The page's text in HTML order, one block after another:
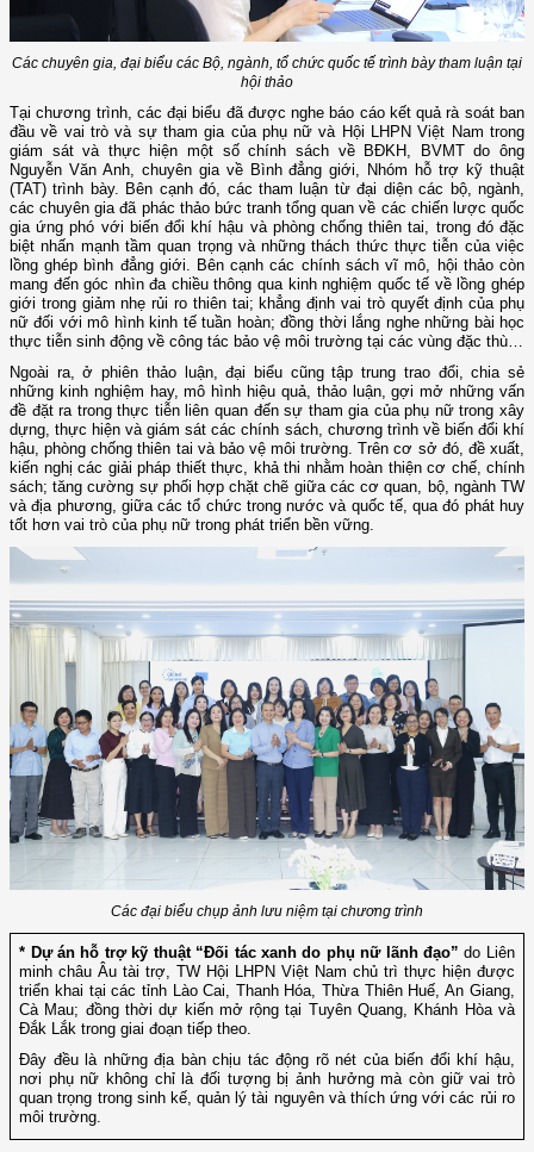
Các chuyên gia, đại biểu các Bộ, ngành, tổ chức quốc tế trình bày tham luận tại
hội thảo
Tại chương trình, các đại biểu đã được nghe báo cáo kết quả rà soát ban
đầu về vai trò và sự tham gia của phụ nữ và Hội LHPN Việt Nam trong
giám sát và thực hiện một số chính sách về BĐKH, BVMT do ông
Nguyễn Văn Anh, chuyên gia về Bình đẳng giới, Nhóm hỗ trợ kỹ thuật
(TAT) trình bày. Bên cạnh đó, các tham luận từ đại diện các bộ, ngành,
các chuyên gia đã phác thảo bức tranh tổng quan về các chiến lược quốc
gia ứng phó với biến đổi khí hậu và phòng chống thiên tai, trong đó đặc
biệt nhấn mạnh tầm quan trọng và những thách thức thực tiễn của việc
lồng ghép bình đẳng giới. Bên cạnh các chính sách vĩ mô, hội thảo còn
mang đến góc nhìn đa chiều thông qua kinh nghiệm quốc tế về lồng ghép
giới trong giảm nhẹ rủi ro thiên tai; khẳng định vai trò quyết định của phụ
nữ đối với mô hình kinh tế tuần hoàn; đồng thời lắng nghe những bài học
thực tiễn sinh động về công tác bảo vệ môi trường tại các vùng đặc thù…
Ngoài ra, ở phiên thảo luận, đại biểu cũng tập trung trao đổi, chia sẻ
những kinh nghiệm hay, mô hình hiệu quả, thảo luận, gợi mở những vấn
đề đặt ra trong thực tiễn liên quan đến sự tham gia của phụ nữ trong xây
dựng, thực hiện và giám sát các chính sách, chương trình về biến đổi khí
hậu, phòng chống thiên tai và bảo vệ môi trường. Trên cơ sở đó, đề xuất,
kiến nghị các giải pháp thiết thực, khả thi nhằm hoàn thiện cơ chế, chính
sách; tăng cường sự phối hợp chặt chẽ giữa các cơ quan, bộ, ngành TW
và địa phương, giữa các tổ chức trong nước và quốc tế, qua đó phát huy
tốt hơn vai trò của phụ nữ trong phát triển bền vững.
Các đại biểu chụp ảnh lưu niệm tại chương trình
* Dự án hỗ trợ kỹ thuật “Đối tác xanh do phụ nữ lãnh đạo” do Liên
minh châu Âu tài trợ, TW Hội LHPN Việt Nam chủ trì thực hiện được
triển khai tại các tỉnh Lào Cai, Thanh Hóa, Thừa Thiên Huế, An Giang,
Cà Mau; đồng thời dự kiến mở rộng tại Tuyên Quang, Khánh Hòa và
Đắk Lắk trong giai đoạn tiếp theo.
Đây đều là những địa bàn chịu tác động rõ nét của biến đổi khí hậu,
nơi phụ nữ không chỉ là đối tượng bị ảnh hưởng mà còn giữ vai trò
quan trọng trong sinh kế, quản lý tài nguyên và thích ứng với các rủi ro
môi trường.